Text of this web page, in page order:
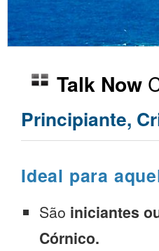
Talk Now
Principiante,
Ideal para
São iniciantes
Córnico.